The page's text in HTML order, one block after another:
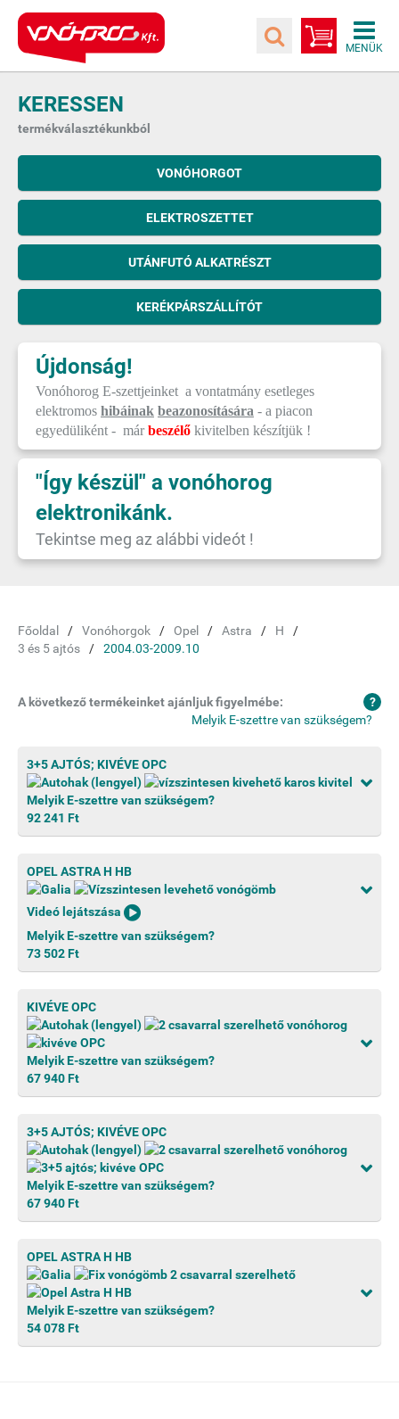
KERESSEN
termékválasztékunkból
VONÓHORGOT
ELEKTROSZETTET
UTÁNFUTÓ ALKATRÉSZT
KERÉKPÁRSZÁLLÍTÓT
Újdonság!
Vonóhorog E-szettjeinket a vontatmány esetleges
elektromos hibáinak beazonosítására - a piacon
egyedüliként - márbeszélő kivitelben készítjük !
"Így készül" a vonóhorog
elektronikánk.
Tekintse meg az alábbi videót !
Főoldal Vonóhorgok Opel Astra
H
3 és 5 ajtós
2004.03-2009.10
A következő termékeinket ajánljuk figyelmébe:
Melyik E-szettre van szükségem?
3+5 AJTÓS; KIVÉVE OPC
Melyik E-szettre van szükségem?
92 241 Ft
OPEL ASTRA H HB
Videó lejátszása
Melyik E-szettre van szükségem?
73 502 Ft
KIVÉVE OPC
Melyik E-szettre van szükségem?
67 940 Ft
3+5 AJTÓS; KIVÉVE OPC
Melyik E-szettre van szükségem?
67 940 Ft
OPEL ASTRA H HB
Melyik E-szettre van szükségem?
54 078 Ft